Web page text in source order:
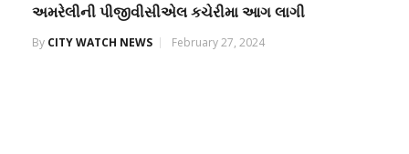
અમરેલીની પીજીવીસીએલ કચેરીમા આગ લાગી
By CITY WATCH NEWS February 27, 2024